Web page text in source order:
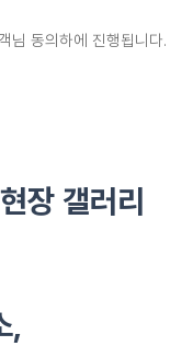
님 동의하에 진행됩니다.
장 갤러리
,